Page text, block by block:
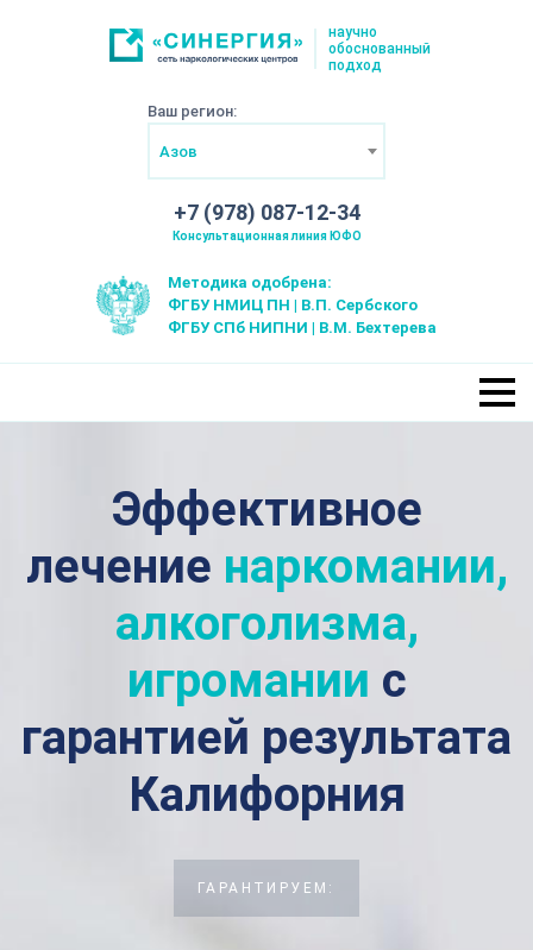
научно
обоснованный
подход
Ваш регион:
Азов
+7 (978) 087-12-34
Консультационная линия ЮФО
Методика одобрена:
ФГБУ НМИЦ ПН | В.П. Сербского
ФГБУ СПб НИПНИ | В.М. Бехтерева
Эффективное
лечение наркомании,
алкоголизма,
игромании с
гарантией результата
Калифорния
ГАРАНТИРУЕМ: